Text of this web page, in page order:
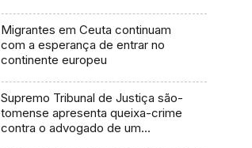
Migrantes em Ceuta continuam
com a esperança de entrar no
continente europeu
Supremo Tribunal de Justiça são-
tomense apresenta queixa-crime
contra o advogado de um